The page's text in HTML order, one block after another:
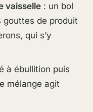
vaisselle: un bol
gouttes de produit
qui s’y
à ébullition puis
mélange agit